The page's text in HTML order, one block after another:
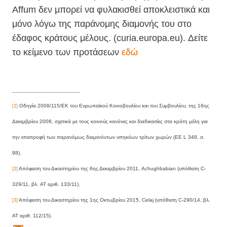
Affum δεν μπορεί να φυλακισθεί αποκλειστικά και
μόνο λόγω της παράνομης διαμονής του στο
έδαφος κράτους μέλους. (curia.europa.eu). Δείτε
το κείμενο των προτάσεων εδώ
[1] Οδηγία 2008/115/EK του Ευρωπαϊκού Κοινοβουλίου και του Συμβουλίου, της 16ης
Δεκεμβρίου 2008, σχετικά με τους κοινούς κανόνες και διαδικασίες στα κράτη μέλη για
την επιστροφή των παρανόμως διαμενόντων υπηκόων τρίτων χωρών (ΕΕ L 348, σ.
98).
[2] Απόφαση του Δικαστηρίου της 6ης Δεκεμβρίου 2011, Achughbabian (υπόθεση C-
329/11, βλ. AT αριθ. 133/11).
[3] Απόφαση του Δικαστηρίου της 1ης Οκτωβρίου 2015, Celaj (υπόθεση C-290/14, βλ.
AT αριθ. 112/15).